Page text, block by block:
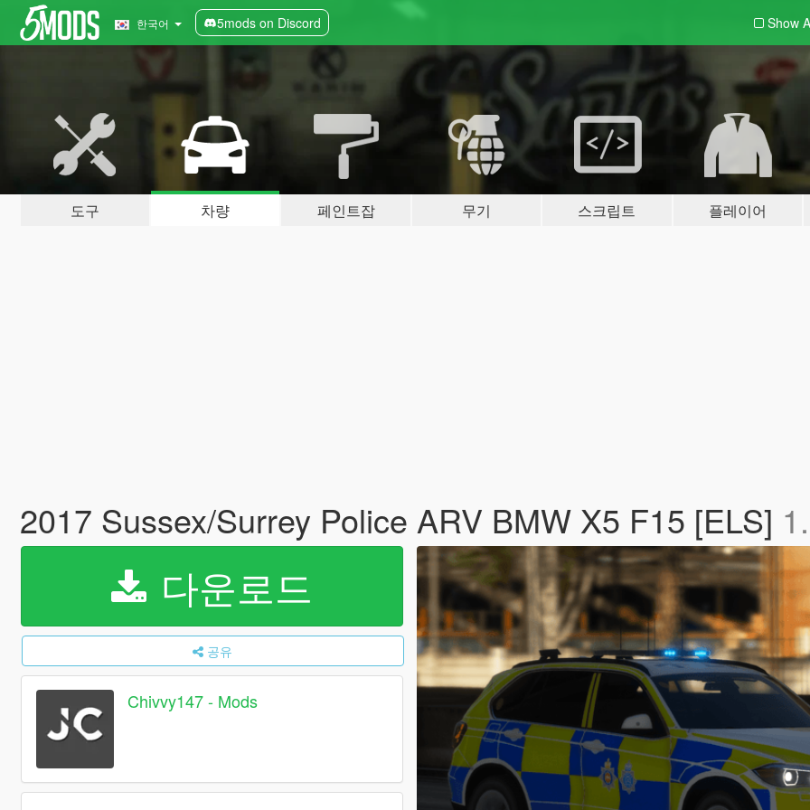
한국어 5mods on Discord Show
도구 차량 페인트잡 무기 스크립트 플레이어
2017 Sussex/Surrey Police ARV BMW X5 F15 [ELS]
다운로드
공유
Chivvy147 - Mods